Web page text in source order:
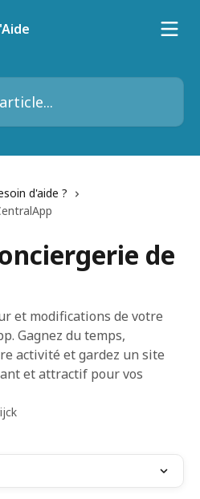
d'aide ?
de
et modifications de votre
Gagnez du temps,
activité et gardez un site
et attractif pour vos